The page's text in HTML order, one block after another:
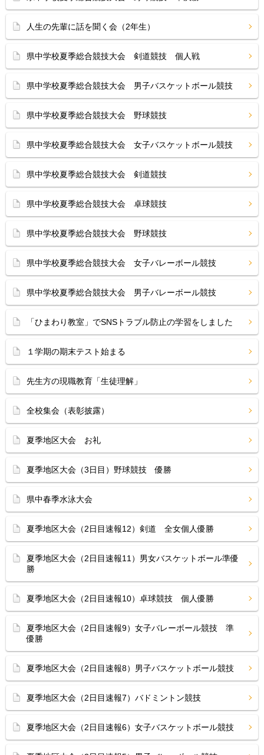
人生の先輩に話を聞く会（2年生）
県中学校夏季総合競技大会 剣道競技 個人戦
県中学校夏季総合競技大会 男子バスケットボール競技
県中学校夏季総合競技大会 野球競技
県中学校夏季総合競技大会 女子バスケットボール競技
県中学校夏季総合競技大会 剣道競技
県中学校夏季総合競技大会 卓球競技
県中学校夏季総合競技大会 野球競技
県中学校夏季総合競技大会 女子バレーボール競技
県中学校夏季総合競技大会 男子バレーボール競技
「ひまわり教室」でSNSトラブル防止の学習をしました
１学期の期末テスト始まる
先生方の現職教育「生徒理解」
全校集会（表彰披露）
夏季地区大会 お礼
夏季地区大会（3日目）野球競技 優勝
県中春季水泳大会
夏季地区大会（2日目速報12）剣道 全女個人優勝
夏季地区大会（2日目速報11）男女バスケットボール準優
勝
夏季地区大会（2日目速報10）卓球競技 個人優勝
夏季地区大会（2日目速報9）女子バレーボール競技 準
優勝
夏季地区大会（2日目速報8）男子バスケットボール競技
夏季地区大会（2日目速報7）バドミントン競技
夏季地区大会（2日目速報6）女子バスケットボール競技